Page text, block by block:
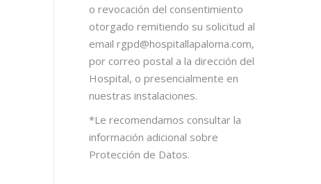
o revocación del consentimiento
otorgado remitiendo su solicitud al
email rgpd@hospitallapaloma.com,
por correo postal a la dirección del
Hospital, o presencialmente en
nuestras instalaciones.
*Le recomendamos consultar la
información adicional sobre
Protección de Datos.